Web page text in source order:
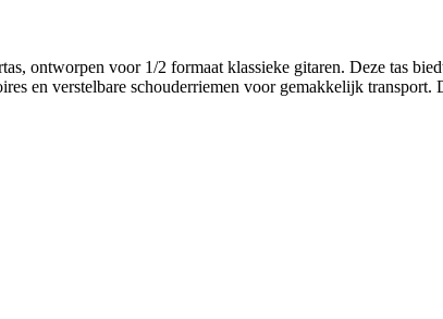
ontworpen voor 1/2 formaat klassieke gitaren. Deze tas
en verstelbare schouderriemen voor gemakkelijk